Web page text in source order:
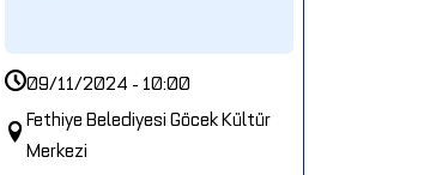
09/11/2024 - 10:00
Fethiye Belediyesi Göcek Kültür
Merkezi